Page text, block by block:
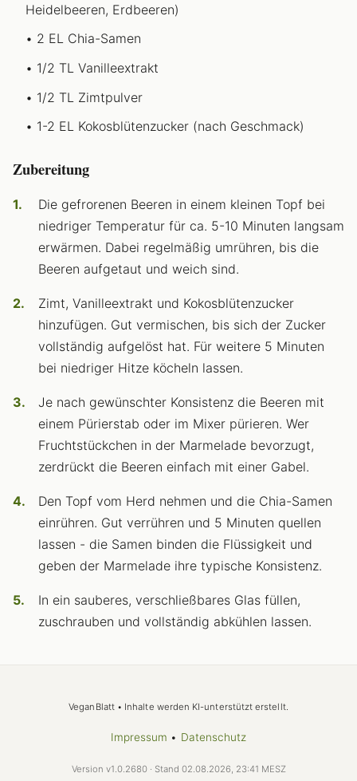
Heidelbeeren, Erdbeeren)
2 EL Chia-Samen
1/2 TL Vanilleextrakt
1/2 TL Zimtpulver
1-2 EL Kokosblütenzucker (nach Geschmack)
Zubereitung
Die gefrorenen Beeren in einem kleinen Topf bei
niedriger Temperatur für ca. 5-10 Minuten langsam
erwärmen. Dabei regelmäßig umrühren, bis die
Beeren aufgetaut und weich sind.
Zimt, Vanilleextrakt und Kokosblütenzucker
hinzufügen. Gut vermischen, bis sich der Zucker
vollständig aufgelöst hat. Für weitere 5 Minuten
bei niedriger Hitze köcheln lassen.
Je nach gewünschter Konsistenz die Beeren mit
einem Pürierstab oder im Mixer pürieren. Wer
Fruchtstückchen in der Marmelade bevorzugt,
zerdrückt die Beeren einfach mit einer Gabel.
Den Topf vom Herd nehmen und die Chia-Samen
einrühren. Gut verrühren und 5 Minuten quellen
lassen - die Samen binden die Flüssigkeit und
geben der Marmelade ihre typische Konsistenz.
In ein sauberes, verschließbares Glas füllen,
zuschrauben und vollständig abkühlen lassen.
VeganBlatt • Inhalte werden KI-unterstützt erstellt.
Impressum • Datenschutz
Version v1.0.2680 · Stand 02.08.2026, 23:41 MESZ